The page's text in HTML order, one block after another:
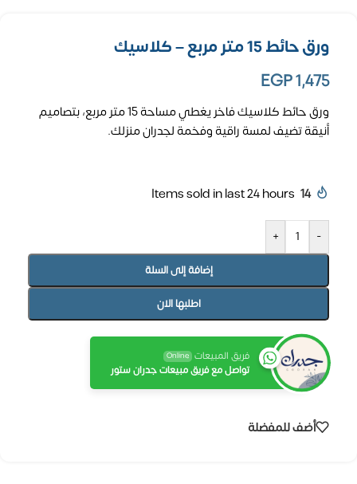
ورق حائط 15 متر مربع – كلاسيك
EGP1,475
ورق حائط كلاسيك فاخر يغطي مساحة 15 متر مربع، بتصاميم
أنيقة تضيف لمسة راقية وفخمة لجدران منزلك.
14
Items sold in last 24 hours
-
+
إضافة إلى السلة
اطلبها الان
فريق المبيعات Online
تواصل مع فريق مبيعات جدران ستور
أضف للمفضلة